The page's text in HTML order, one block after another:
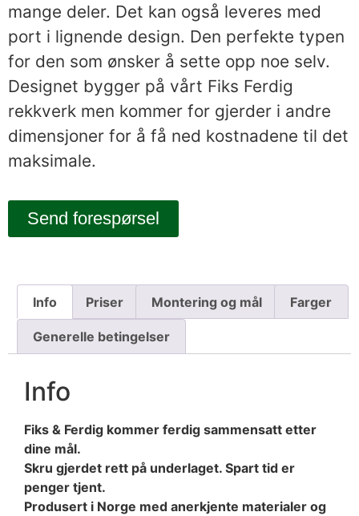
mange deler. Det kan også leveres med
port i lignende design. Den perfekte typen
for den som ønsker å sette opp noe selv.
Designet bygger på vårt Fiks Ferdig
rekkverk men kommer for gjerder i andre
dimensjoner for å få ned kostnadene til det
maksimale.
Send forespørsel
Info Priser Montering og mål Farger
Generelle betingelser
Info
Fiks & Ferdig kommer ferdig sammensatt etter
dine mål.
Skru gjerdet rett på underlaget. Spart tid er
penger tjent.
Produsert i Norge med anerkjente materialer og